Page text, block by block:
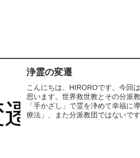
浄霊の変遷
こんにちは、HIROROです。今回
思います。世界救世教とその分派
「手かざし」で霊を浄めて幸福
療法」、また分派教団ではないで